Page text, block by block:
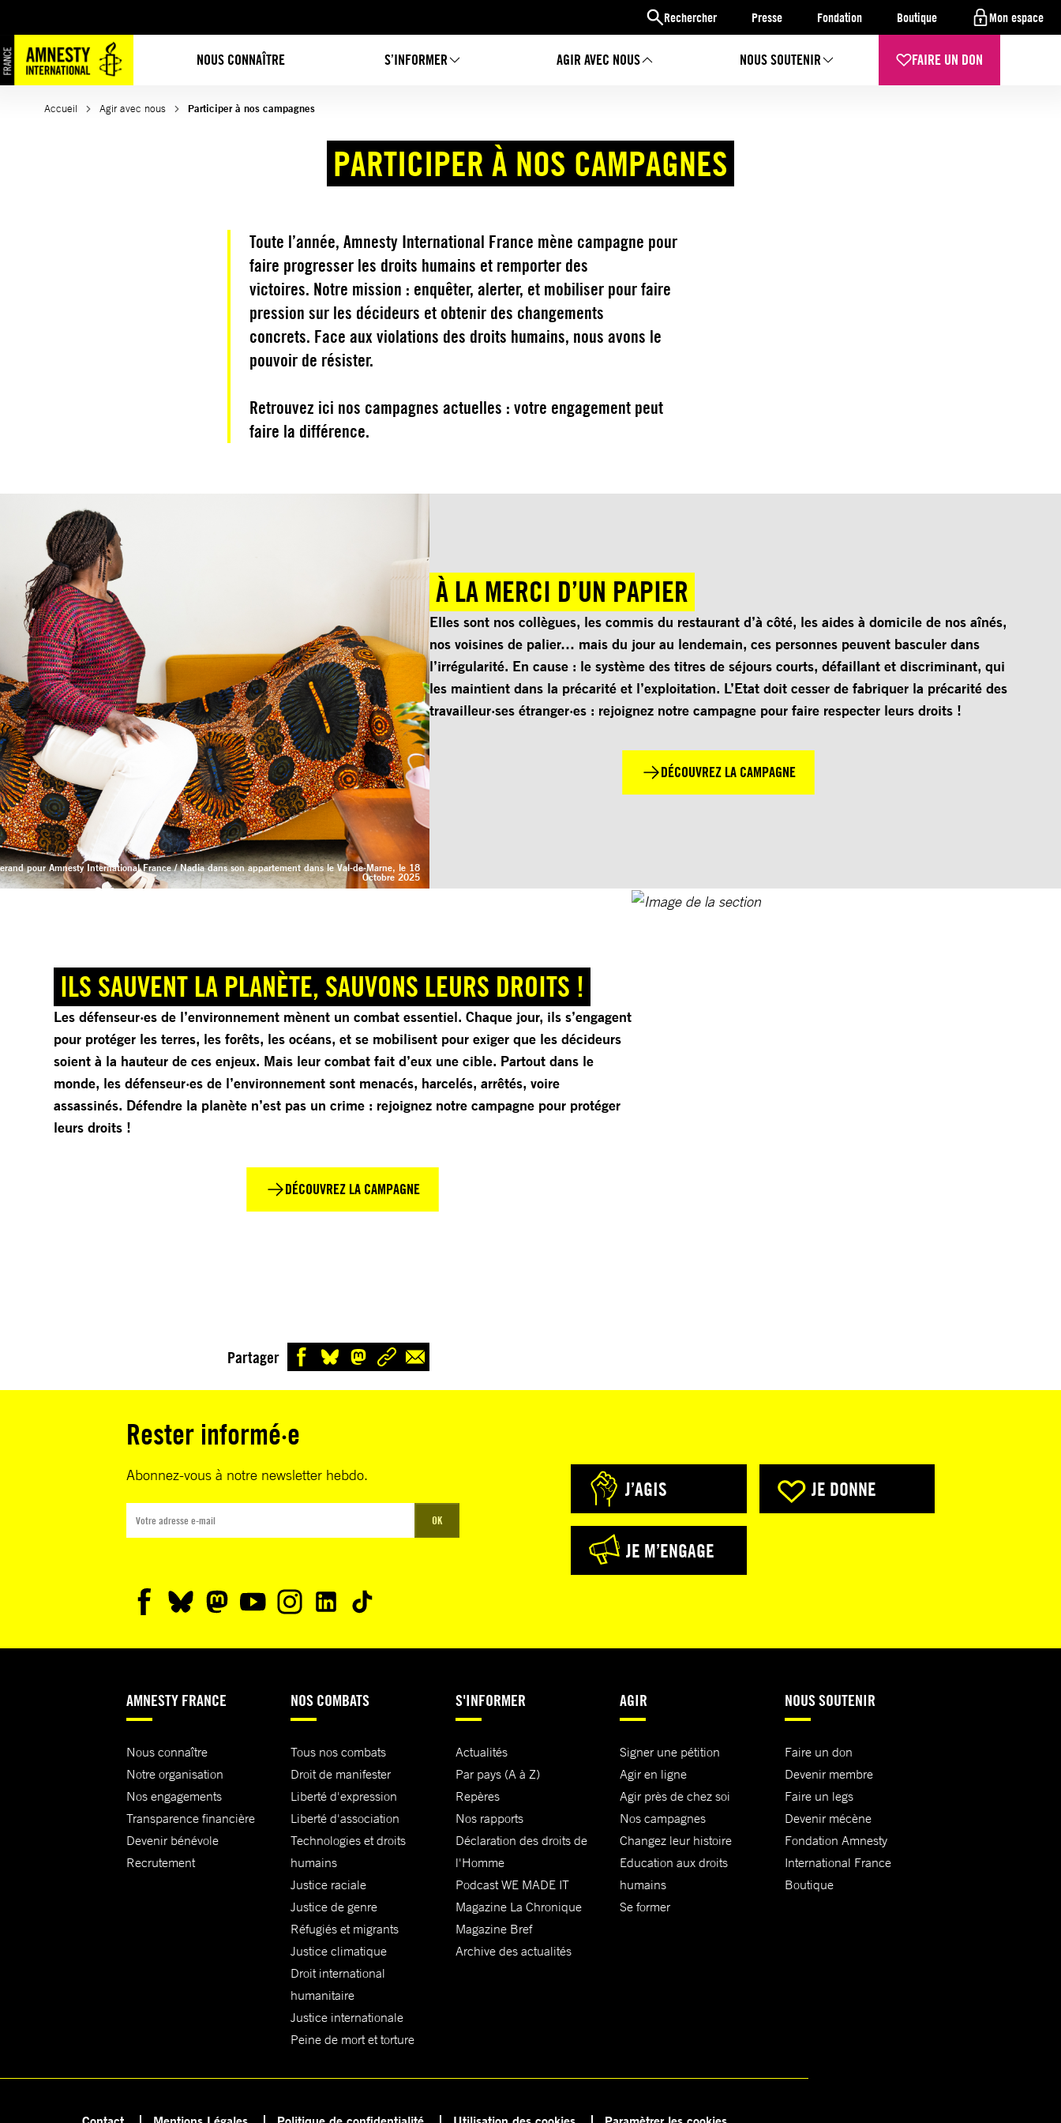
Rechercher Presse Fondation Boutique Mon espace
NOUS CONNAÎTRE S’INFORMER AGIR AVEC NOUS NOUS SOUTENIR FAIRE UN DON
au
contenu
Accueil Agir avec nous Participer à nos campagnes
PARTICIPER À NOS CAMPAGNES
Toute l’année, Amnesty International France mène campagne pour
faire progresser les droits humains et remporter des
victoires. Notre mission : enquêter, alerter, et mobiliser pour faire
pression sur les décideurs et obtenir des changements
concrets. Face aux violations des droits humains, nous avons le
pouvoir de résister.
Retrouvez ici nos campagnes actuelles : votre engagement peut
faire la différence.
pour Amnesty International France / Nadia dans son appartement dans le Val-de-Marne, le 18
Octobre 2025
À LA MERCI D’UN PAPIER
Elles sont nos collègues, les commis du restaurant d’à côté, les aides à domicile de nos aînés,
nos voisines de palier… mais du jour au lendemain, ces personnes peuvent basculer dans
l’irrégularité. En cause : le système des titres de séjours courts, défaillant et discriminant, qui
les maintient dans la précarité et l’exploitation. L’Etat doit cesser de fabriquer la précarité des
travailleur·ses étranger·es : rejoignez notre campagne pour faire respecter leurs droits !
DÉCOUVREZ LA CAMPAGNE
ILS SAUVENT LA PLANÈTE, SAUVONS LEURS DROITS !
Les défenseur·es de l’environnement mènent un combat essentiel. Chaque jour, ils s’engagent
pour protéger les terres, les forêts, les océans, et se mobilisent pour exiger que les décideurs
soient à la hauteur de ces enjeux. Mais leur combat fait d’eux une cible. Partout dans le
monde, les défenseur·es de l’environnement sont menacés, harcelés, arrêtés, voire
assassinés. Défendre la planète n’est pas un crime : rejoignez notre campagne pour protéger
leurs droits !
DÉCOUVREZ LA CAMPAGNE
Partager
Rester informé·e
Abonnez-vous à notre newsletter hebdo.
OK
J’AGIS JE DONNE
JE M’ENGAGE
AMNESTY FRANCE
Nous connaître
Notre organisation
Nos engagements
Transparence financière
Devenir bénévole
Recrutement
NOS COMBATS
Tous nos combats
Droit de manifester
Liberté d'expression
Liberté d'association
Technologies et droits
humains
Justice raciale
Justice de genre
Réfugiés et migrants
Justice climatique
Droit international
humanitaire
Justice internationale
Peine de mort et torture
S'INFORMER
Actualités
Par pays (A à Z)
Repères
Nos rapports
Déclaration des droits de
l'Homme
Podcast WE MADE IT
Magazine La Chronique
Magazine Bref
Archive des actualités
AGIR
Signer une pétition
Agir en ligne
Agir près de chez soi
Nos campagnes
Changez leur histoire
Education aux droits
humains
Se former
NOUS SOUTENIR
Faire un don
Devenir membre
Faire un legs
Devenir mécène
Fondation Amnesty
International France
Boutique